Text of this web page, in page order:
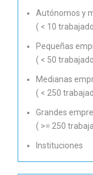
Autónomos y
( < 10
Pequeñas
( < 50
Medianas
( < 250
Grandes
( >= 250
Instituciones